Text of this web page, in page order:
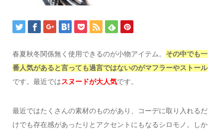
春夏秋冬関係無く使用できるのが小物アイテム。 その中でも一
番人気があると言っても過言ではないのがマフラーやストール
です。最近ではスヌードが大人気です。
最近ではたくさんの素材のものがあり、コーデに取り入れるだ
けでも存在感があったりとアクセントにもなるシロモノ。しか